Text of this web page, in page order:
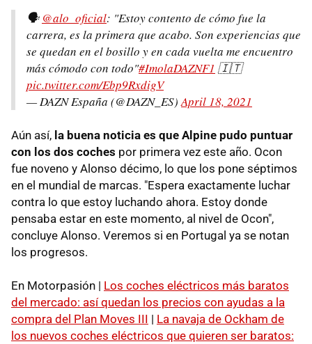
🗣️ @alo_oficial: "Estoy contento de cómo fue la
carrera, es la primera que acabo. Son experiencias que
se quedan en el bosillo y en cada vuelta me encuentro
más cómodo con todo"#ImolaDAZNF1 🇮🇹
pic.twitter.com/Ebp9RxdigV
— DAZN España (@DAZN_ES) April 18, 2021
Aún así, la buena noticia es que Alpine pudo puntuar
con los dos coches por primera vez este año. Ocon
fue noveno y Alonso décimo, lo que los pone séptimos
en el mundial de marcas. "Espera exactamente luchar
contra lo que estoy luchando ahora. Estoy donde
pensaba estar en este momento, al nivel de Ocon",
concluye Alonso. Veremos si en Portugal ya se notan
los progresos.
En Motorpasión | Los coches eléctricos más baratos
del mercado: así quedan los precios con ayudas a la
compra del Plan Moves III | La navaja de Ockham de
los nuevos coches eléctricos que quieren ser baratos: